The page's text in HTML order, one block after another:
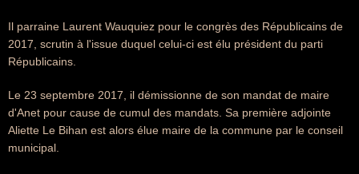
Il parraine Laurent Wauquiez pour le congrès des Républicains de
2017, scrutin à l'issue duquel celui-ci est élu président du parti
Républicains.
Le 23 septembre 2017, il démissionne de son mandat de maire
d'Anet pour cause de cumul des mandats. Sa première adjointe
Aliette Le Bihan est alors élue maire de la commune par le conseil
municipal.